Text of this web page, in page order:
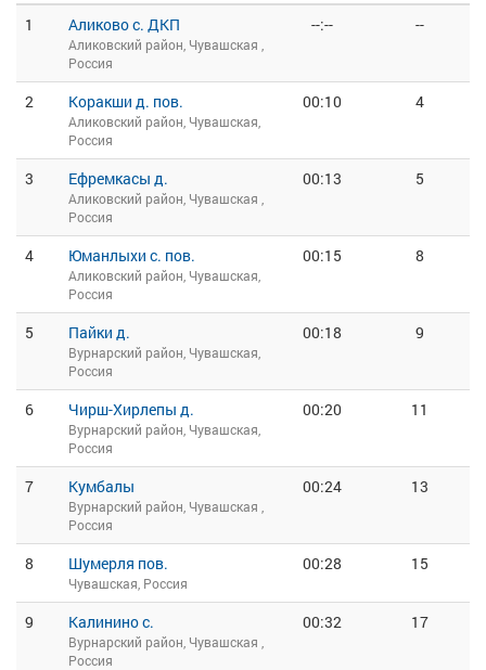
1
Аликово с. ДКП
Аликовский район, Чувашская ,
Россия
--:-- --
2 Коракши д. пов.
Аликовский район, Чувашская,
Россия
00:10 4
3 Ефремкасы д.
Аликовский район, Чувашская ,
Россия
00:13 5
4 Юманлыхи с. пов.
Аликовский район, Чувашская,
Россия
00:15 8
5 Пайки д.
Вурнарский район, Чувашская,
Россия
00:18 9
6 Чирш-Хирлепы д.
Вурнарский район, Чувашская,
Россия
00:20 11
7 Кумбалы
Вурнарский район, Чувашская ,
Россия
00:24 13
8 Шумерля пов.
Чувашская, Россия
00:28 15
9 Калинино с.
Вурнарский район, Чувашская ,
Россия
00:32 17